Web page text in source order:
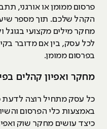
פרסום ממומן או אורגני,
הקהל שלכם. תוך מספר
מחקר מילים מקצועי בגוגל
לכל עסק, בין אם מדובר
בפרסום ממומן.
מחקר ואפיון קהלים
כל עסק מתחיל רוצה לדעת
באמצעות כלי הפרסום
כיצד עושים מחקר שוק